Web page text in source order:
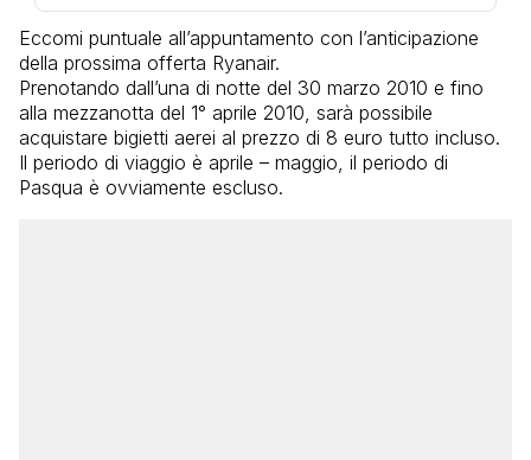
Eccomi puntuale all’appuntamento con l’anticipazione
della prossima offerta Ryanair.
Prenotando dall’una di notte del 30 marzo 2010 e fino
alla mezzanotta del 1° aprile 2010, sarà possibile
acquistare bigietti aerei al prezzo di 8 euro tutto incluso.
Il periodo di viaggio è aprile – maggio, il periodo di
Pasqua è ovviamente escluso.